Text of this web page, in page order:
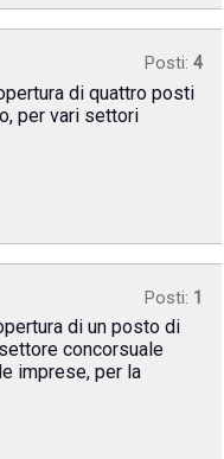
Posti: 4
di quattro posti
per vari settori
Posti: 1
di un posto di
concorsuale
imprese, per la